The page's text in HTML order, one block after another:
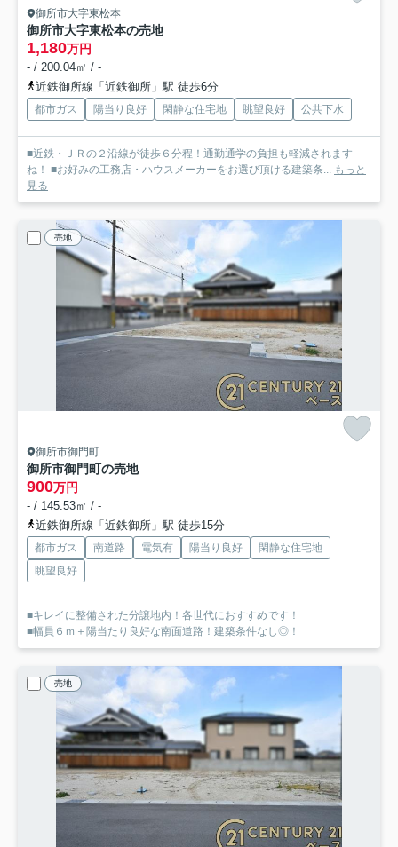
御所市大字東松本
御所市大字東松本の売地
1,180万円
- / 200.04㎡ / -
近鉄御所線「近鉄御所」駅 徒歩6分
都市ガス 陽当り良好 閑静な住宅地 眺望良好 公共下水
■近鉄・ＪＲの２沿線が徒歩６分程！通勤通学の負担も軽減されます
ね！ ■お好みの工務店・ハウスメーカーをお選び頂ける建築条... もっと
見る
売地
御所市御門町
御所市御門町の売地
900万円
- / 145.53㎡ / -
近鉄御所線「近鉄御所」駅 徒歩15分
都市ガス 南道路 電気有 陽当り良好
閑静な住宅地
眺望良好
■キレイに整備された分譲地内！各世代におすすめです！
■幅員６ｍ＋陽当たり良好な南面道路！建築条件なし◎！
売地